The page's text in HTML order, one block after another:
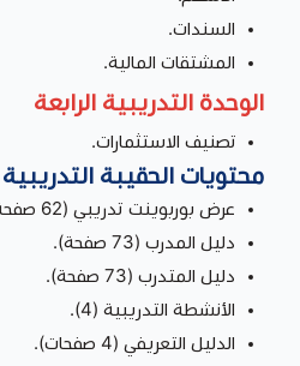
السندات.
المشتقات المالية.
الوحدة التدريبية الرابعة
تصنيف الاستثمارات.
محتويات الحقيبة التدريبية
عرض بوربوينت تدريبي (62 صفحة).
دليل المدرب (73 صفحة).
دليل المتدرب (73 صفحة).
الأنشطة التدريبية (4).
الدليل التعريفي (4 صفحات).